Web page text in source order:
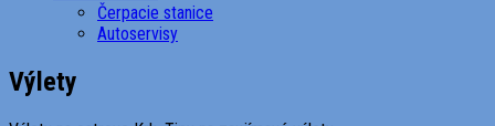
Čerpacie stanice
Autoservisy
Výlety